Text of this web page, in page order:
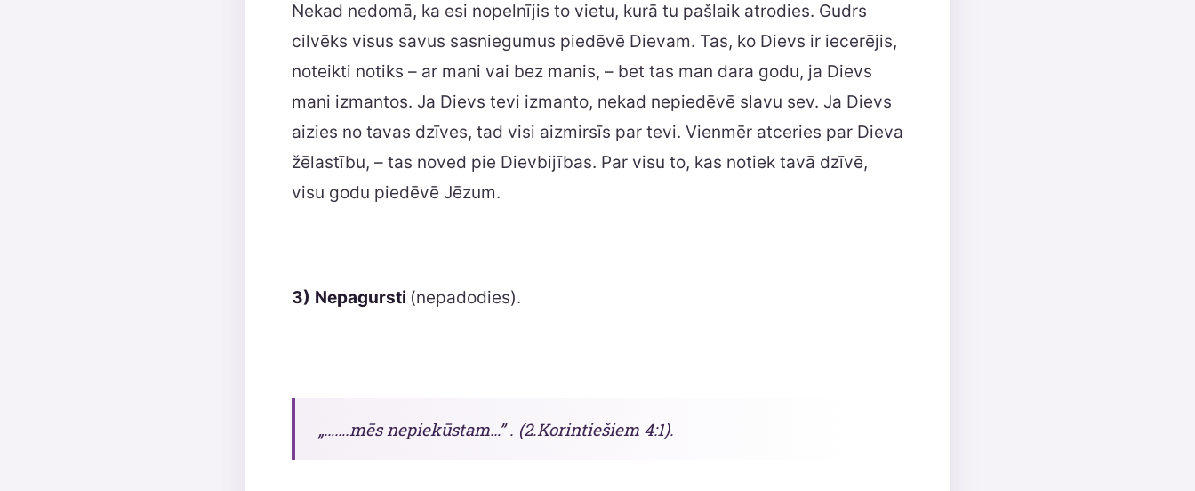
Nekad nedomā, ka esi nopelnījis to vietu, kurā tu pašlaik atrodies. Gudrs
cilvēks visus savus sasniegumus piedēvē Dievam. Tas, ko Dievs ir iecerējis,
noteikti notiks – ar mani vai bez manis, – bet tas man dara godu, ja Dievs
mani izmantos. Ja Dievs tevi izmanto, nekad nepiedēvē slavu sev. Ja Dievs
aizies no tavas dzīves, tad visi aizmirsīs par tevi. Vienmēr atceries par Dieva
žēlastību, – tas noved pie Dievbijības. Par visu to, kas notiek tavā dzīvē,
visu godu piedēvē Jēzum.
3) Nepagursti (nepadodies).
„…….mēs nepiekūstam…” . (2.Korintiešiem 4:1).